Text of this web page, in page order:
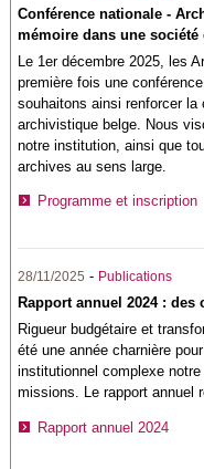
Conférence nationale -
mémoire dans une société
Le 1er décembre 2025, les
première fois une
souhaitons ainsi renforcer
archivistique belge. Nous
notre institution, ainsi que
archives au sens large.
Programme et inscription
28/11/2025 - Publications
Rapport annuel 2024 : des
Rigueur budgétaire et
été une année charnière
institutionnel complexe
missions. Le rapport annuel
Rapport annuel 2024